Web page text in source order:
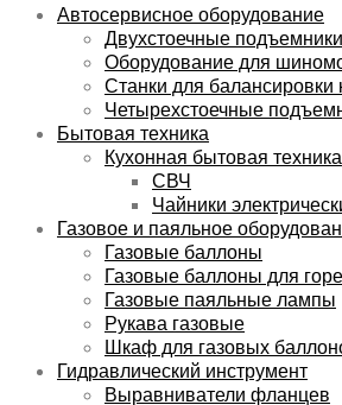
Автосервисное оборудование
Двухстоечные подъемники
Оборудование для
Станки для балансировки
Четырехстоечные
Бытовая техника
Кухонная бытовая техника
СВЧ
Чайники
Газовое и паяльное
Газовые баллоны
Газовые баллоны для
Газовые паяльные лампы
Рукава газовые
Шкаф для газовых
Гидравлический инструмент
Выравниватели фланцев